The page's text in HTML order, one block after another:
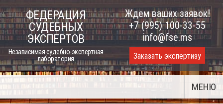
Skip
to
content
ФЕДЕРАЦИЯ
СУДЕБНЫХ
ЭКСПЕРТОВ
Независимая судебно-экспертная
лаборатория
Ждем ваших заявок!
+7 (995) 100-33-55
info@fse.ms
Заказать экспертизу
МЕНЮ